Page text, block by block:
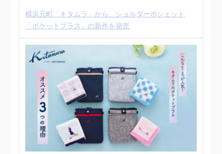
横浜元町「キタムラ」から、ショルダーポシェット
「ポケットプラス」の新作を発売